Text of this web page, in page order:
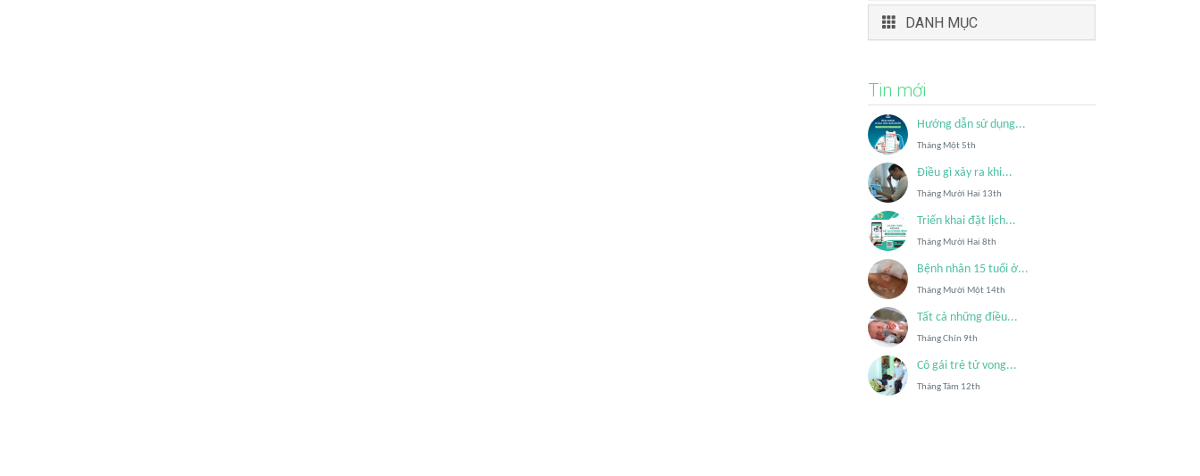
DANH MỤC
Tin mới
Hướng dẫn sử dụng...
Tháng Một 5th
Điều gì xảy ra khi...
Tháng Mười Hai 13th
Triển khai đặt lịch...
Tháng Mười Hai 8th
Bệnh nhân 15 tuổi ở...
Tháng Mười Một 14th
Tất cả những điều...
Tháng Chín 9th
Cô gái trẻ tử vong...
Tháng Tám 12th